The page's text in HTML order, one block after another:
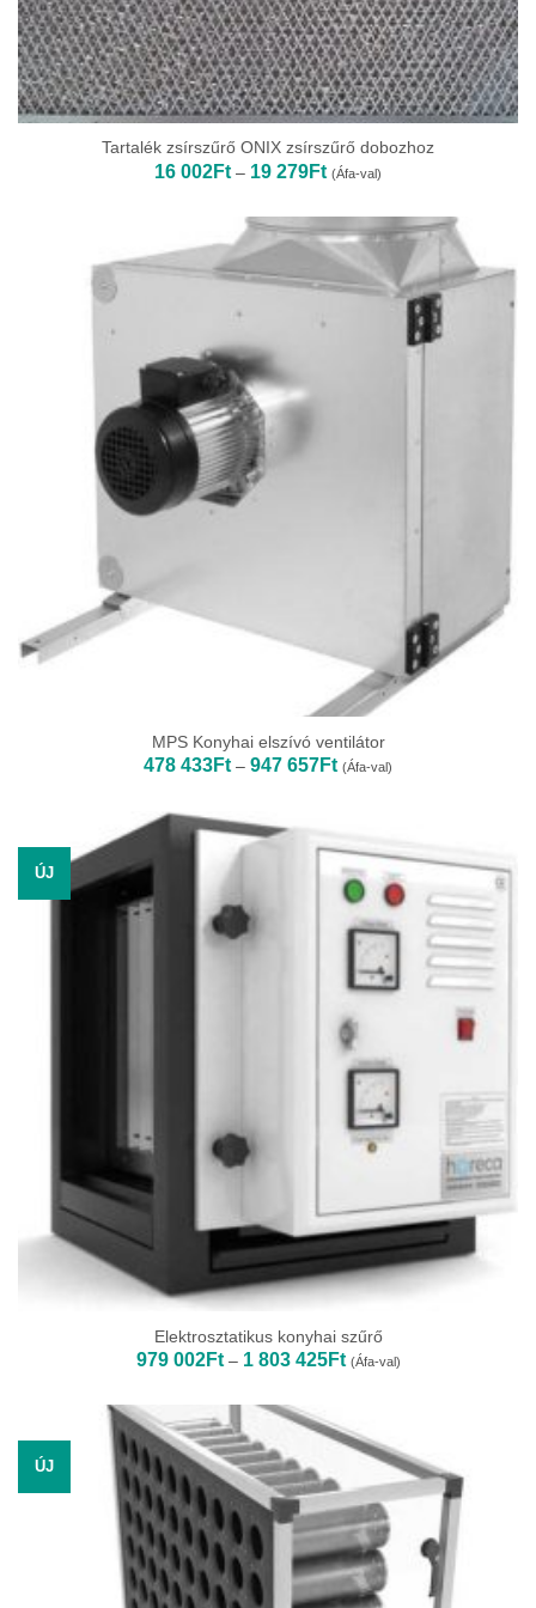
Tartalék zsírszűrő ONIX zsírszűrő dobozhoz
16 002Ft – 19 279FtÁrtartomány:
16
-
19
279Ft
(Áfa-val)
MPS Konyhai elszívó ventilátor
478 433Ft – 947 657FtÁrtartomány:
478
(Áfa-val)
ÚJ
Elektrosztatikus konyhai szűrő
979 002Ft – 1 803 425FtÁrtartomány:
979
803
425Ft
(Áfa-val)
ÚJ